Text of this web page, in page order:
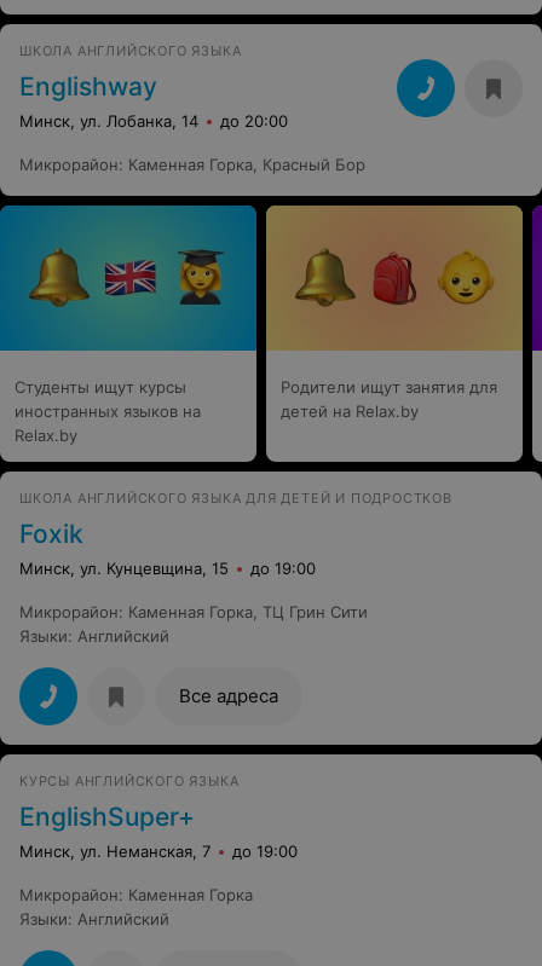
ШКОЛА АНГЛИЙСКОГО ЯЗЫКА
Englishway
Минск, ул. Лобанка, 14 до 20:00
Микрорайон: Каменная Горка, Красный Бор
Студенты ищут курсы
иностранных языков на
Relax.by
Родители ищут занятия для
детей на Relax.by
ШКОЛА АНГЛИЙСКОГО ЯЗЫКА ДЛЯ ДЕТЕЙ И ПОДРОСТКОВ
Foxik
Минск, ул. Кунцевщина, 15 до 19:00
Микрорайон: Каменная Горка, ТЦ Грин Сити
Языки: Английский
Все адреса
КУРСЫ АНГЛИЙСКОГО ЯЗЫКА
EnglishSuper+
Минск, ул. Неманская, 7 до 19:00
Микрорайон: Каменная Горка
Языки: Английский